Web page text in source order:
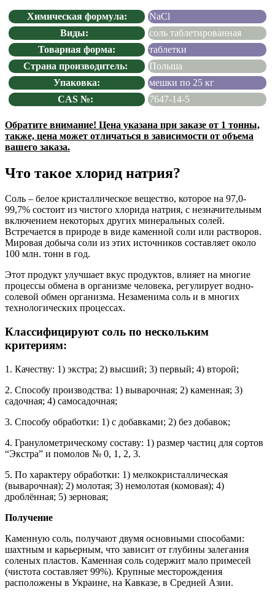
Химическая формула:
NaCl
Виды:
соль таблетированная
Товарная форма:
таблетки
Страна производитель:
Польша
Упаковка:
мешки по 25 кг
CAS №:
7647-14-5
Обратите внимание! Цена указана при заказе от 1 тонны,
также, цена может отличаться в зависимости от объема
вашего заказа.
Что такое хлорид натрия?
Соль – белое кристаллическое вещество, которое на 97,0-
99,7% состоит из чистого хлорида натрия, с незначительным
включением некоторых других минеральных солей.
Встречается в природе в виде каменной соли или растворов.
Мировая добыча соли из этих источников составляет около
100 млн. тонн в год.
Этот продукт улучшает вкус продуктов, влияет на многие
процессы обмена в организме человека, регулирует водно-
солевой обмен организма. Незаменима соль и в многих
технологических процессах.
Классифицируют соль по нескольким
критериям:
1. Качеству: 1) экстра; 2) высший; 3) первый; 4) второй;
2. Способу производства: 1) выварочная; 2) каменная; 3)
садочная; 4) самосадочная;
3. Способу обработки: 1) с добавками; 2) без добавок;
4. Гранулометрическому составу: 1) размер частиц для сортов
“Экстра” и помолов № 0, 1, 2, 3.
5. По характеру обработки: 1) мелкокристаллическая
(выварочная); 2) молотая; 3) немолотая (комовая); 4)
дроблённая; 5) зерновая;
Получение
Каменную соль, получают двумя основными способами:
шахтным и карьерным, что зависит от глубины залегания
соленых пластов. Каменная соль содержит мало примесей
(чистота составляет 99%). Крупные месторождения
расположены в Украине, на Кавказе, в Средней Азии.